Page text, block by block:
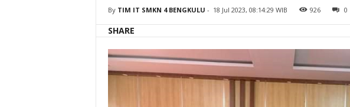
By TIM IT SMKN 4 BENGKULU - 18 Jul 2023, 08:14:29 WIB 926 0
SHARE